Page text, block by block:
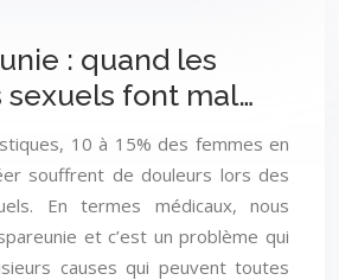
: quand les
font mal…
10 à 15% des femmes en
souffrent de douleurs lors des
En termes médicaux, nous
et c’est un problème qui
causes qui peuvent toutes